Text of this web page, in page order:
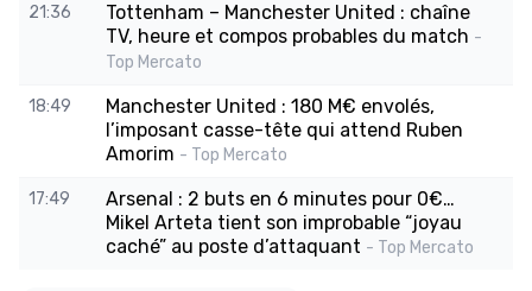
21:36
Tottenham – Manchester United : chaîne
TV, heure et compos probables du match -
Top Mercato
18:49
Manchester United : 180 M€ envolés,
l’imposant casse-tête qui attend Ruben
Amorim - Top Mercato
17:49
Arsenal : 2 buts en 6 minutes pour 0€…
Mikel Arteta tient son improbable “joyau
caché” au poste d’attaquant - Top Mercato